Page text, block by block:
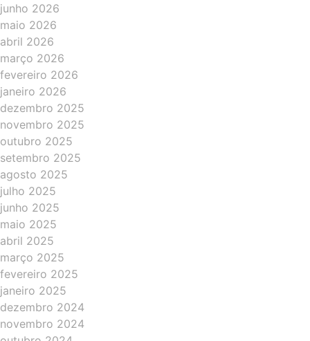
junho 2026
maio 2026
abril 2026
março 2026
fevereiro 2026
janeiro 2026
dezembro 2025
novembro 2025
outubro 2025
setembro 2025
agosto 2025
julho 2025
junho 2025
maio 2025
abril 2025
março 2025
fevereiro 2025
janeiro 2025
dezembro 2024
novembro 2024